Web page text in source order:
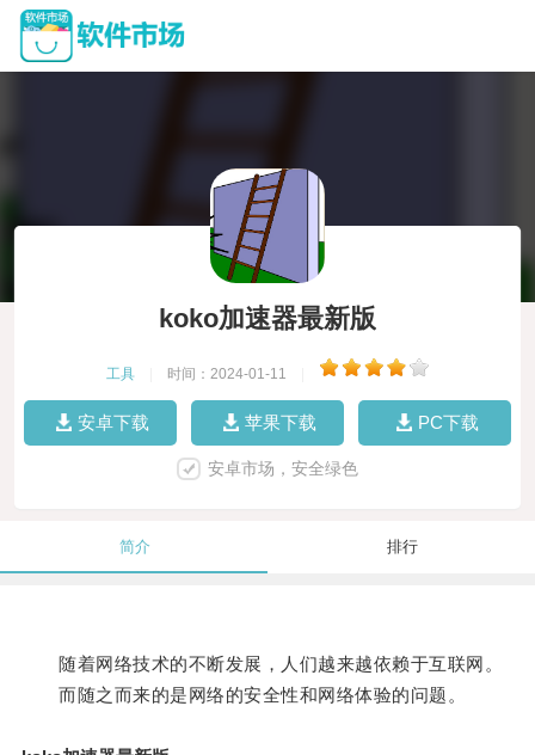
koko加速器最新版
工具 时间：2024-01-11
安卓下载 苹果下载 PC下载
安卓市场，安全绿色
简介 排行
随着网络技术的不断发展，人们越来越依赖于互联网。
而随之而来的是网络的安全性和网络体验的问题。